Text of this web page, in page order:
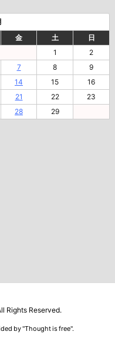
金 土
日
1
2
7 8
9
14 15
16
21 22
23
28 29
Rights Reserved.
by "Thought is free".